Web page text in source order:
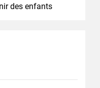
des enfants